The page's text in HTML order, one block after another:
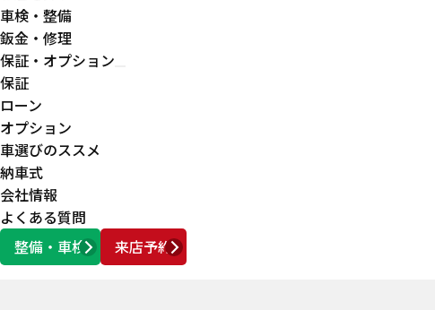
車検・整備
鈑金・修理
保証・オプション
保証
ローン
オプション
車選びのススメ
納車式
会社情報
よくある質問
整備・車検
来店予約
営業時間 AM10:00 ～ PM6:00